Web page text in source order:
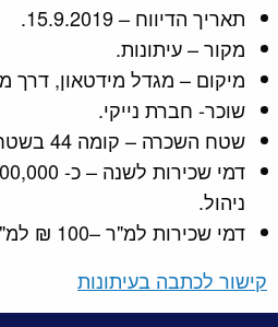
תאריך הדיווח – 15.9.2019.
מקור – עיתונות.
מיקום – מגדל מידטאון, דרך
שוכר- חברת נייקי.
שטח השכרה – קומה 44 בשטח של כ- 1,500 מ"ר.
ניהול.
דמי שכירות למ"ר –100 ₪ למ"ר בחודש.
קישור לכתבה בעיתונות